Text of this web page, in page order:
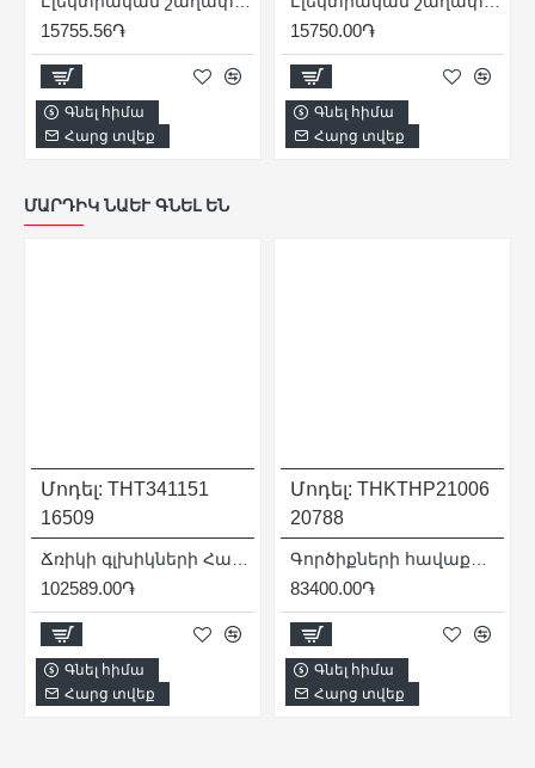
15755.56֏
Գնել հիմա
Հարց տվեք
15750.00֏
Գնել հիմա
Հարց տվեք
ՄԱՐԴԻԿ ՆԱԵՒ ԳՆԵԼ ԵՆ
Մոդել: THT341151
16509
102589.00֏
Գնել հիմա
Հարց տվեք
Մոդել: THKTHP21006
20788
83400.00֏
Գնել հիմա
Հարց տվեք